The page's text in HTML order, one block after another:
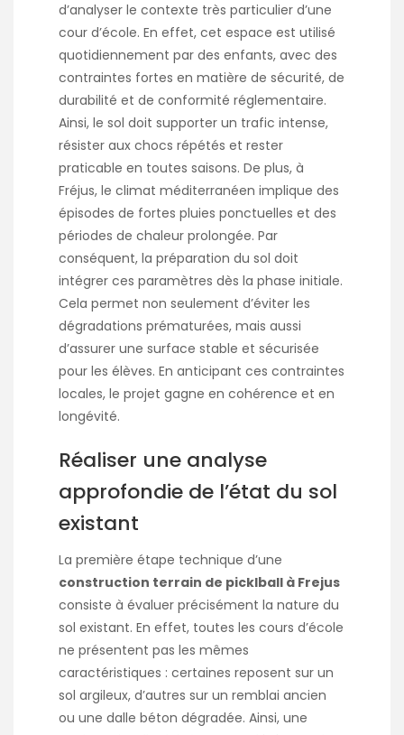
d’analyser le contexte très particulier d’une
cour d’école. En effet, cet espace est utilisé
quotidiennement par des enfants, avec des
contraintes fortes en matière de sécurité, de
durabilité et de conformité réglementaire.
Ainsi, le sol doit supporter un trafic intense,
résister aux chocs répétés et rester
praticable en toutes saisons. De plus, à
Fréjus, le climat méditerranéen implique des
épisodes de fortes pluies ponctuelles et des
périodes de chaleur prolongée. Par
conséquent, la préparation du sol doit
intégrer ces paramètres dès la phase initiale.
Cela permet non seulement d’éviter les
dégradations prématurées, mais aussi
d’assurer une surface stable et sécurisée
pour les élèves. En anticipant ces contraintes
locales, le projet gagne en cohérence et en
longévité.
Réaliser une analyse
approfondie de l’état du sol
existant
La première étape technique d’une
construction terrain de picklball à Frejus
consiste à évaluer précisément la nature du
sol existant. En effet, toutes les cours d’école
ne présentent pas les mêmes
caractéristiques : certaines reposent sur un
sol argileux, d’autres sur un remblai ancien
ou une dalle béton dégradée. Ainsi, une